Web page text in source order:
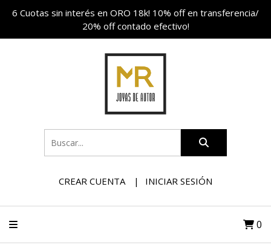
6 Cuotas sin interés en ORO 18k! 10% off en transferencia/
20% off contado efectivo!
CREAR CUENTA INICIAR SESIÓN
0